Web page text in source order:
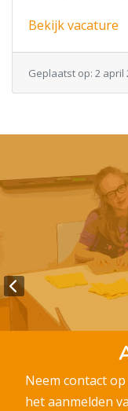
Bekijk vacature
Geplaatst op: 2 april
Neem contact
het aanmelden